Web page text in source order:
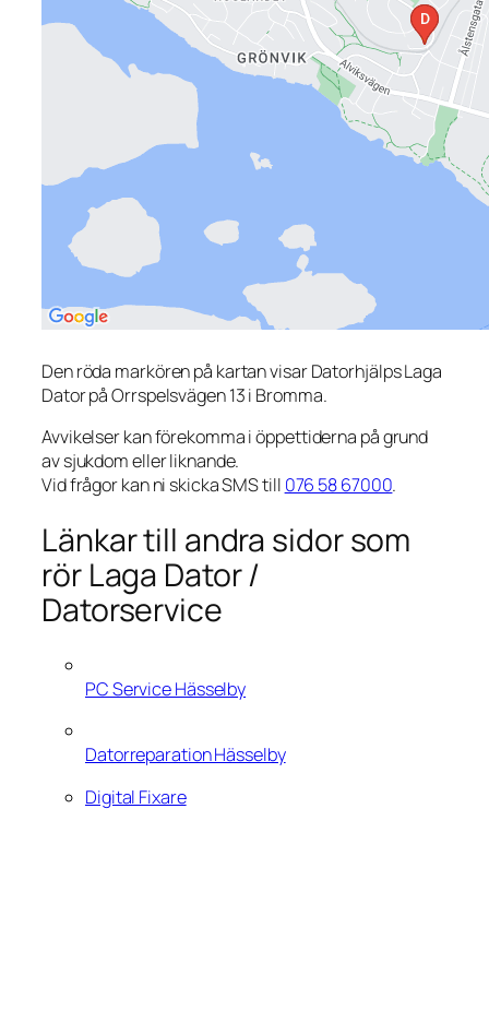
Den röda markören på kartan visar Datorhjälps Laga
Dator på Orrspelsvägen 13 i Bromma.
Avvikelser kan förekomma i öppettiderna på grund
av sjukdom eller liknande.
Vid frågor kan ni skicka SMS till 076 58 67000.
Länkar till andra sidor som
rör Laga Dator /
Datorservice
PC Service Hässelby
Datorreparation Hässelby
Digital Fixare